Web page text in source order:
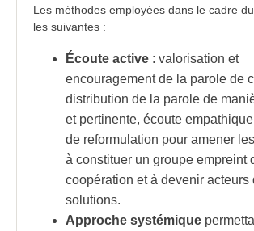
Les méthodes employées dans le cadre
les suivantes :
Écoute active : valorisation et
encouragement de la parole de
distribution de la parole de
et pertinente, écoute
de reformulation pour amener
à constituer un groupe empreint
coopération et à devenir acteurs
solutions.
Approche systémique